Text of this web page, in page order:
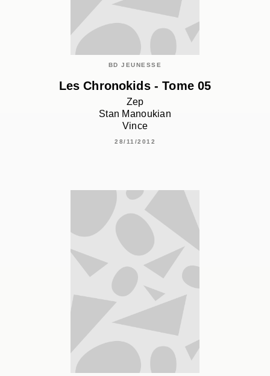
BD JEUNESSE
Les Chronokids - Tome 05
Zep
Stan Manoukian
Vince
28/11/2012